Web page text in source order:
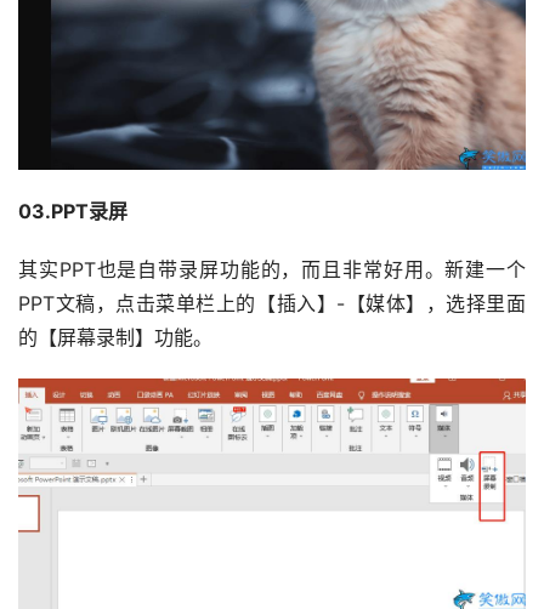
03.PPT录屏
其实PPT也是自带录屏功能的，而且非常好用。新建一个
PPT文稿，点击菜单栏上的【插入】-【媒体】，选择里面
的【屏幕录制】功能。